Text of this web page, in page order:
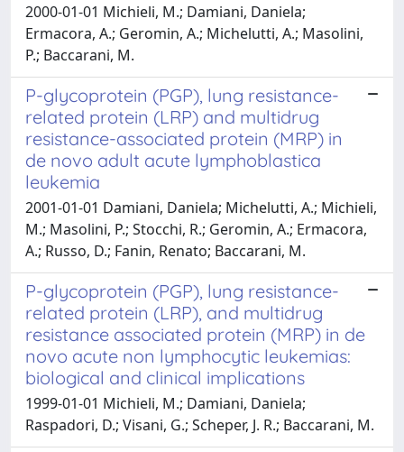
2000-01-01 Michieli, M.; Damiani, Daniela;
Ermacora, A.; Geromin, A.; Michelutti, A.; Masolini,
P.; Baccarani, M.
P-glycoprotein (PGP), lung resistance-
related protein (LRP) and multidrug
resistance-associated protein (MRP) in
de novo adult acute lymphoblastica
leukemia
2001-01-01 Damiani, Daniela; Michelutti, A.; Michieli,
M.; Masolini, P.; Stocchi, R.; Geromin, A.; Ermacora,
A.; Russo, D.; Fanin, Renato; Baccarani, M.
P-glycoprotein (PGP), lung resistance-
related protein (LRP), and multidrug
resistance associated protein (MRP) in de
novo acute non lymphocytic leukemias:
biological and clinical implications
1999-01-01 Michieli, M.; Damiani, Daniela;
Raspadori, D.; Visani, G.; Scheper, J. R.; Baccarani, M.